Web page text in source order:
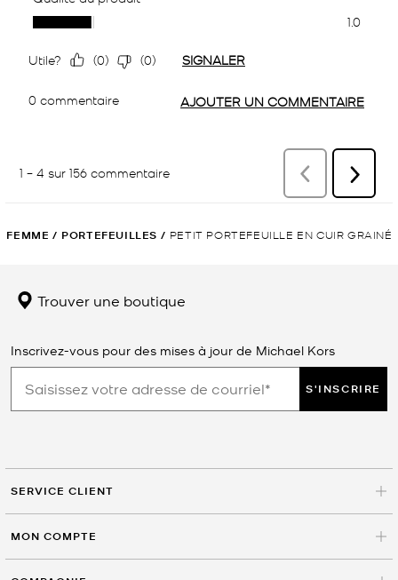
FEMME / PORTEFEUILLES / PETIT PORTEFEUILLE EN CUIR GRAINÉ
Trouver une boutique
Inscrivez-vous pour des mises à jour de Michael Kors
S'INSCRIRE
SERVICE CLIENT
MON COMPTE